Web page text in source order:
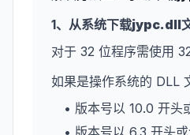
1、从系统下载jypc.dll
对于 32 位程序需使用
如果是操作系统的 DLL
• 版本号以 10.0 开头
• 版本号以 6.3 开头